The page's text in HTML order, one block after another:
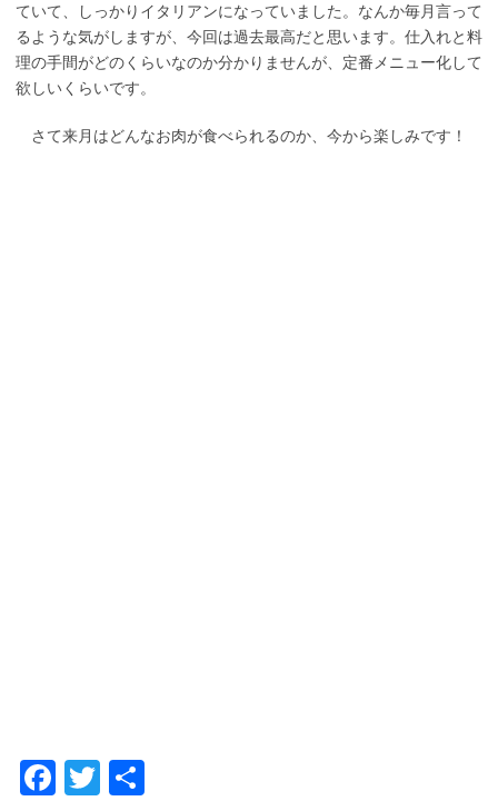
ていて、しっかりイタリアンになっていました。なんか毎月言って
るような気がしますが、今回は過去最高だと思います。仕入れと料
理の手間がどのくらいなのか分かりませんが、定番メニュー化して
欲しいくらいです。
さて来月はどんなお肉が食べられるのか、今から楽しみです！
Fa
T